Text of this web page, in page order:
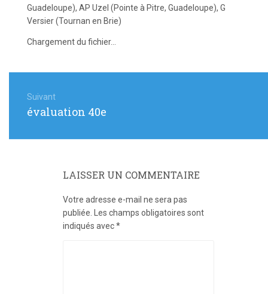
Guadeloupe), AP Uzel (Pointe à Pitre, Guadeloupe), G
Versier (Tournan en Brie)
Chargement du fichier...
deSuivant
Article
évaluation 40e
LAISSER UN COMMENTAIRE
Votre adresse e-mail ne sera pas
publiée.
Les champs obligatoires sont
indiqués avec*